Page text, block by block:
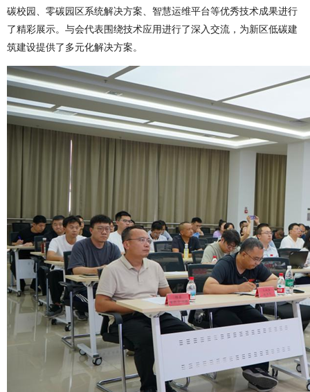
碳校园、零碳园区系统解决方案、智慧运维平台等优秀技术成果进行
了精彩展示。与会代表围绕技术应用进行了深入交流，为新区低碳建
筑建设提供了多元化解决方案。